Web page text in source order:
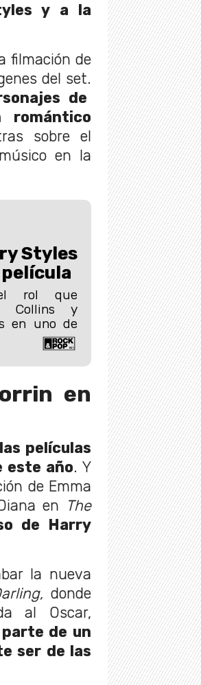
y a la
filmación de
del set.
de
romántico
sobre el
en la
Styles
rol que
Collins y
en uno de
en
películas
este año. Y
de Emma
en The
de Harry
la nueva
donde
al Oscar,
de un
ser de las